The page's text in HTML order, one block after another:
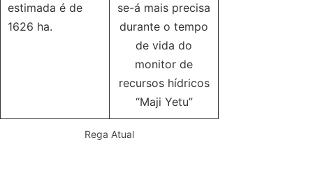
estimada é de
1626 ha.
se-á mais precisa
durante o tempo
de vida do
monitor de
recursos hídricos
“Maji Yetu”
Rega Atual